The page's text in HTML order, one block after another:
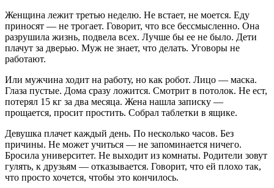
Женщина лежит третью неделю. Не встает, не моется. Еду
приносят — не трогает. Говорит, что все бессмысленно. Она
разрушила жизнь, подвела всех. Лучше бы ее не было. Дети
плачут за дверью. Муж не знает, что делать. Уговоры не
работают.
Или мужчина ходит на работу, но как робот. Лицо — маска.
Глаза пустые. Дома сразу ложится. Смотрит в потолок. Не ест,
потерял 15 кг за два месяца. Жена нашла записку —
прощается, просит простить. Собрал таблетки в ящике.
Девушка плачет каждый день. По несколько часов. Без
причины. Не может учиться — не запоминается ничего.
Бросила университет. Не выходит из комнаты. Родители зовут
гулять, к друзьям — отказывается. Говорит, что ей плохо так,
что просто хочется, чтобы это кончилось.